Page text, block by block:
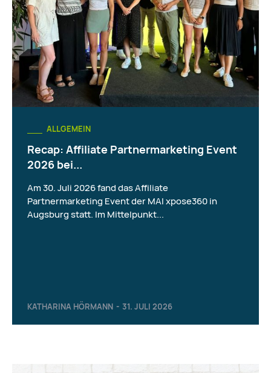
ALLGEMEIN
Recap: Affiliate Partnermarketing Event
2026 bei...
KATHARINA HÖRMANN - 31. JULI 2026
Am 30. Juli 2026 fand das Affiliate
Partnermarketing Event der MAI xpose360 in
Augsburg statt. Im Mittelpunkt...